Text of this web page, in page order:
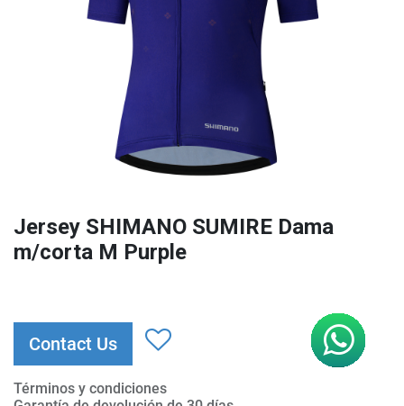
Jersey SHIMANO SUMIRE Dama
m/corta M Purple
Contact Us
Términos y condiciones